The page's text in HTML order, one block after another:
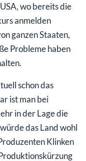
wo bereits die
anmelden
ganzen Staaten,
Probleme haben
schon das
ist man bei
in der Lage die
das Land wohl
Klinken